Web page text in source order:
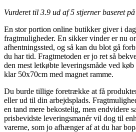
Vurderet til 3.9 ud af 5 stjerner baseret på
En stor portion online butikker giver i
fragtmuligheder. En sikker vinder er nu
afhentningssted, og så kan du blot gå
du har tid. Fragtmetoden er jo ret så
den mest letkøbte leveringsmåde ved
klar 50x70cm med magnet ramme.
Du burde tillige foretrække at få
eller ud til din arbejdsplads.
en tand mere bekostelig, men endvidere
prisbevidste leveringsmanér vil dog til
varerne, som jo afhænger af at du har